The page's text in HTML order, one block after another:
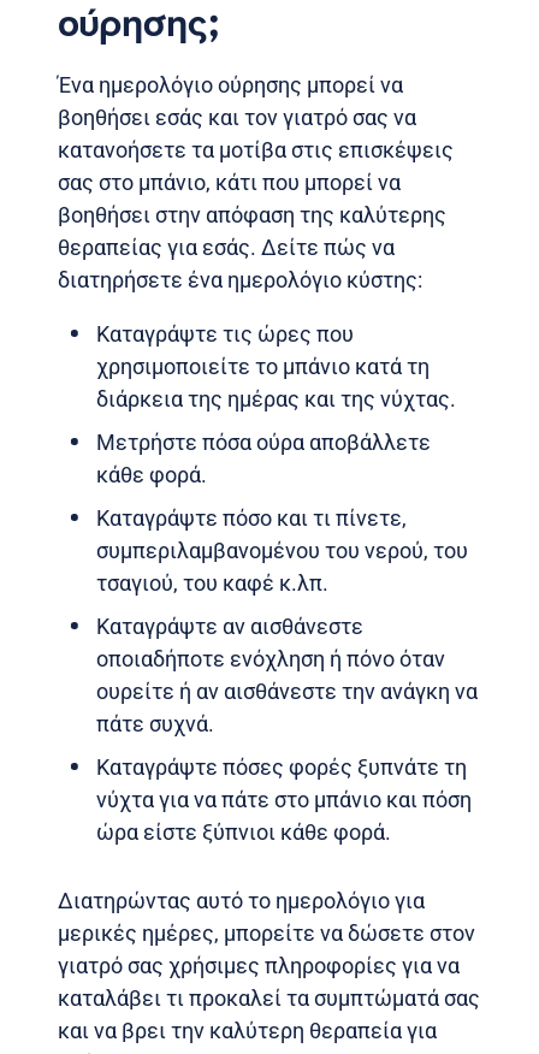
ούρησης;
Ένα ημερολόγιο ούρησης μπορεί να
βοηθήσει εσάς και τον γιατρό σας να
κατανοήσετε τα μοτίβα στις επισκέψεις
σας στο μπάνιο, κάτι που μπορεί να
βοηθήσει στην απόφαση της καλύτερης
θεραπείας για εσάς. Δείτε πώς να
διατηρήσετε ένα ημερολόγιο κύστης:
Καταγράψτε τις ώρες που
χρησιμοποιείτε το μπάνιο κατά τη
διάρκεια της ημέρας και της νύχτας.
Μετρήστε πόσα ούρα αποβάλλετε
κάθε φορά.
Καταγράψτε πόσο και τι πίνετε,
συμπεριλαμβανομένου του νερού, του
τσαγιού, του καφέ κ.λπ.
Καταγράψτε αν αισθάνεστε
οποιαδήποτε ενόχληση ή πόνο όταν
ουρείτε ή αν αισθάνεστε την ανάγκη να
πάτε συχνά.
Καταγράψτε πόσες φορές ξυπνάτε τη
νύχτα για να πάτε στο μπάνιο και πόση
ώρα είστε ξύπνιοι κάθε φορά.
Διατηρώντας αυτό το ημερολόγιο για
μερικές ημέρες, μπορείτε να δώσετε στον
γιατρό σας χρήσιμες πληροφορίες για να
καταλάβει τι προκαλεί τα συμπτώματά σας
και να βρει την καλύτερη θεραπεία για